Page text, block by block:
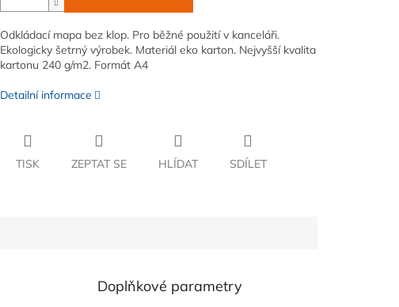
Odkládací mapa bez klop. Pro běžné použití v kanceláři.
Ekologicky šetrný výrobek. Materiál eko karton. Nejvyšší kvalita
kartonu 240 g/m2. Formát A4
Detailní informace
TISK ZEPTAT SE HLÍDAT SDÍLET
Doplňkové parametry